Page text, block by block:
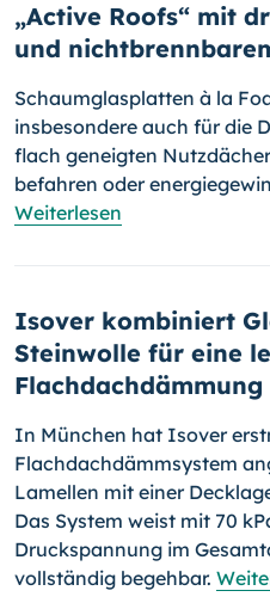
„Active Roofs“ mit
und
Schaumglasplatten à la
insbesondere auch für die
flach geneigten
befahren oder
Weiterlesen
Isover kombiniert
Steinwolle für eine
Flachdachdämmung
In München hat Isover
Flachdachdämmsystem
Lamellen mit einer
Das System weist mit 70
Druckspannung im
vollständig begehbar.